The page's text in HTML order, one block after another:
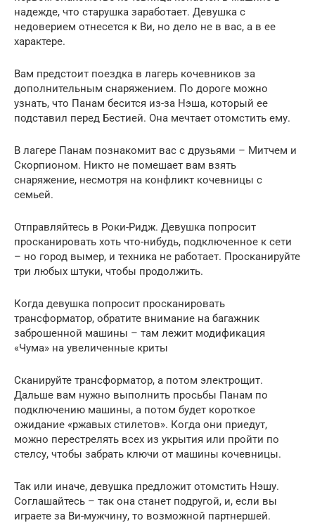
надежде, что старушка заработает. Девушка с
недоверием отнесется к Ви, но дело не в вас, а в ее
характере.
Вам предстоит поездка в лагерь кочевников за
дополнительным снаряжением. По дороге можно
узнать, что Панам бесится из-за Нэша, который ее
подставил перед Бестией. Она мечтает отомстить ему.
В лагере Панам познакомит вас с друзьями – Митчем и
Скорпионом. Никто не помешает вам взять
снаряжение, несмотря на конфликт кочевницы с
семьей.
Отправляйтесь в Роки-Ридж. Девушка попросит
просканировать хоть что-нибудь, подключенное к сети
– но город вымер, и техника не работает. Просканируйте
три любых штуки, чтобы продолжить.
Когда девушка попросит просканировать
трансформатор, обратите внимание на багажник
заброшенной машины – там лежит модификация
«Чума» на увеличенные криты
Сканируйте трансформатор, а потом электрощит.
Дальше вам нужно выполнить просьбы Панам по
подключению машины, а потом будет короткое
ожидание «ржавых стилетов». Когда они приедут,
можно перестрелять всех из укрытия или пройти по
стелсу, чтобы забрать ключи от машины кочевницы.
Так или иначе, девушка предложит отомстить Нэшу.
Соглашайтесь – так она станет подругой, и, если вы
играете за Ви-мужчину, то возможной партнершей.